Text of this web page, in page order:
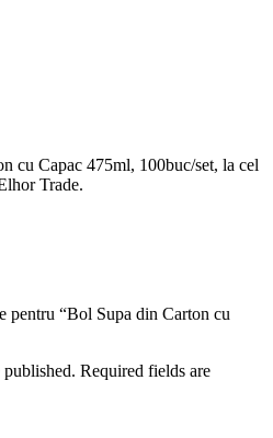
cu Capac 475ml, 100buc/set, la cel
Trade.
pentru “Bol Supa din Carton cu
Required fields are